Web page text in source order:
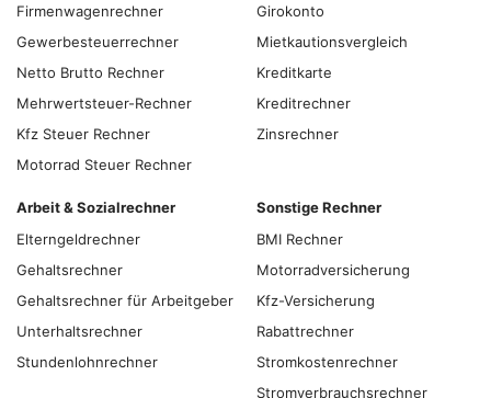
Firmenwagenrechner
Gewerbesteuerrechner
Netto Brutto Rechner
Mehrwertsteuer-Rechner
Kfz Steuer Rechner
Motorrad Steuer Rechner
Girokonto
Mietkautionsvergleich
Kreditkarte
Kreditrechner
Zinsrechner
Arbeit & Sozialrechner
Elterngeldrechner
Gehaltsrechner
Gehaltsrechner für Arbeitgeber
Unterhaltsrechner
Stundenlohnrechner
Sonstige Rechner
BMI Rechner
Motorradversicherung
Kfz-Versicherung
Rabattrechner
Stromkostenrechner
Stromverbrauchsrechner